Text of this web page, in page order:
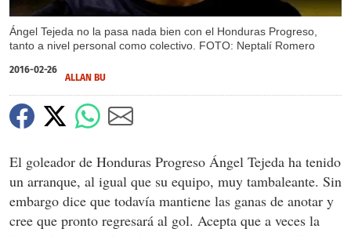
Ángel Tejeda no la pasa nada bien con el Honduras Progreso,
tanto a nivel personal como colectivo. FOTO: Neptalí Romero
2016-02-26
ALLAN BU
El goleador de Honduras Progreso Ángel Tejeda ha tenido
un arranque, al igual que su equipo, muy tambaleante. Sin
embargo dice que todavía mantiene las ganas de anotar y
cree que pronto regresará al gol. Acepta que a veces la